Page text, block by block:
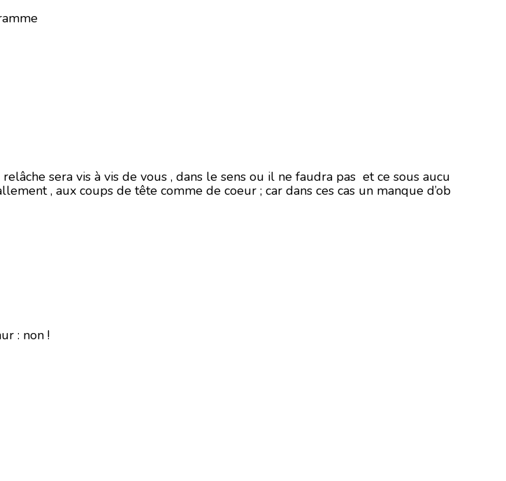
sera vis à vis de vous , dans le sens ou il ne faudra pas et ce sous aucu
, aux coups de tête comme de coeur ; car dans ces cas un manque d’ob
: non !